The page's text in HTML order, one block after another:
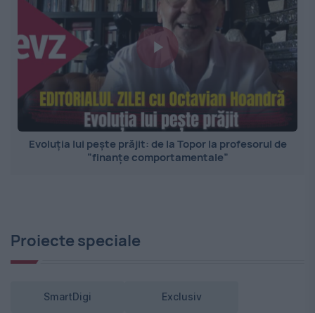
Evoluția lui pește prăjit: de la Topor la profesorul de
”finanțe comportamentale”
Proiecte speciale
SmartDigi Exclusiv